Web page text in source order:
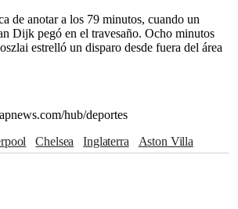
de anotar a los 79 minutos, cuando un
Dijk pegó en el travesaño. Ocho minutos
estrelló un disparo desde fuera del área
hub/deportes
Chelsea Inglaterra Aston Villa